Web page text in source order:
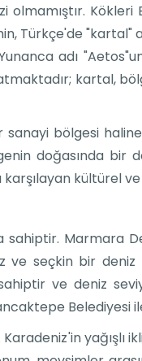
Türkçe'de
adı
kartal,
bölgesi
doğasında bir
kültürel
Marmara
seçkin bir deniz
ve deniz
Belediyesi
yağışlı